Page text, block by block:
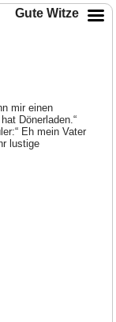
mir einen
Dönerladen.“
Eh mein Vater
lustige
Gute Witze